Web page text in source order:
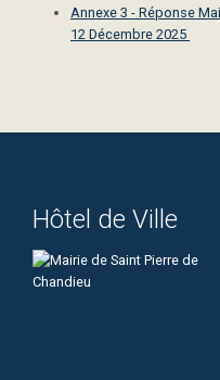
Annexe 3 - Réponse
12 Décembre 2025
Hôtel de Ville